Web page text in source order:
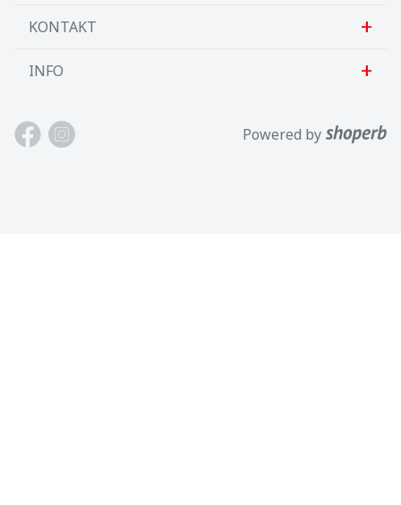
KONTAKT
Sanlab OÜ
Harjumaa, 75312, Eesti
INFO
Meist
Kontakt
Powered by